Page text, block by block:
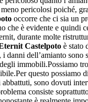
pericolosi poiché,
occorre che ci sia un
che è evidente e quindi
durante molte
Castelpoto è stato
danni dell’amianto sono
immobili.Possiamo
questo possiamo
sono dovuti
consiste